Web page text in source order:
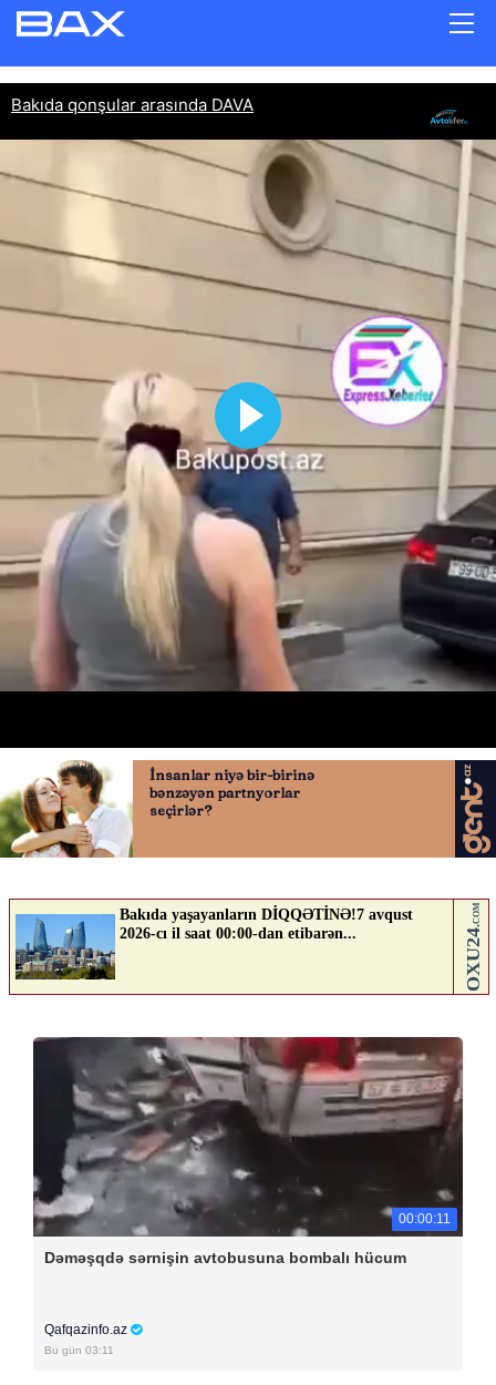
Bakıda qonşular arasında DAVA
18.06.2026 0
AVTOSFERTV ABUNƏ OL
00:00:11
Dəməşqdə sərnişin avtobusuna bombalı hücum
Qafqazinfo.az
Bu gün 03:11